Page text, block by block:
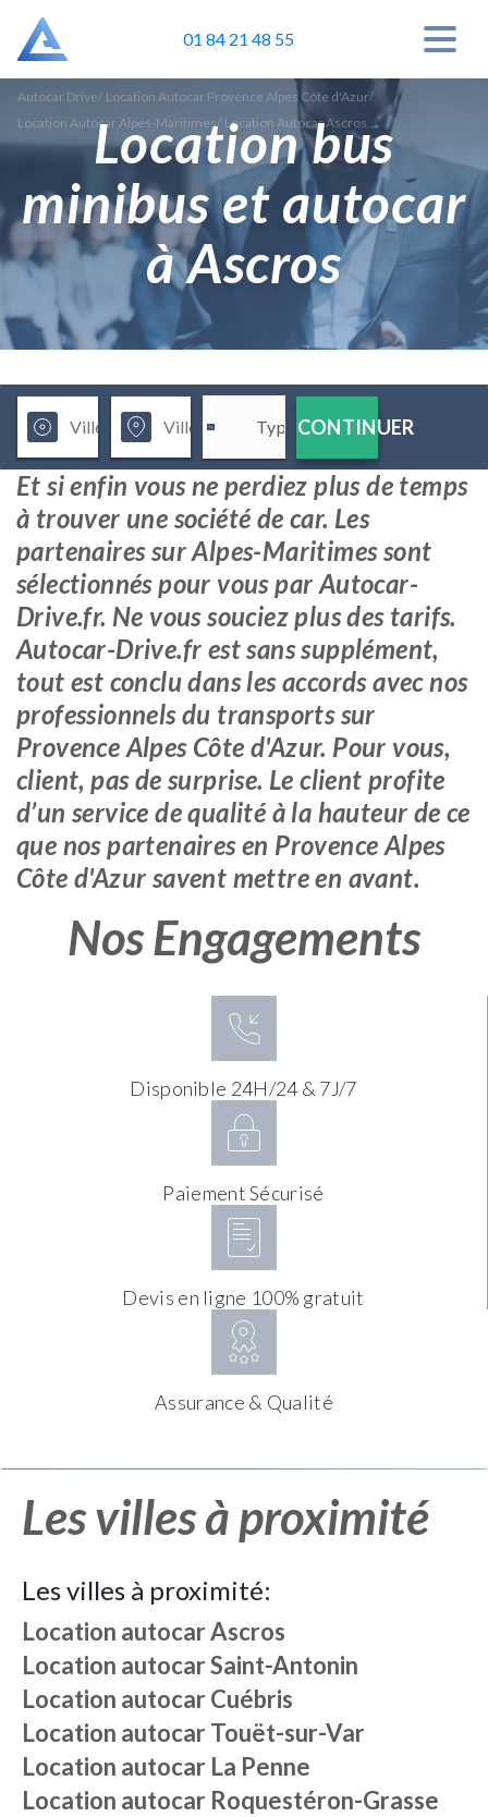
01 84 21 48 55
Autocar Drive/ Location Autocar Provence Alpes Côte d'Azur/
Location Autocar Alpes-Maritimes/ Location Autocar Ascros
Location bus
minibus et autocar
à Ascros
CONTINUER
Et si enfin vous ne perdiez plus de temps
à trouver une société de car. Les
partenaires sur Alpes-Maritimes sont
sélectionnés pour vous par Autocar-
Drive.fr. Ne vous souciez plus des tarifs.
Autocar-Drive.fr est sans supplément,
tout est conclu dans les accords avec nos
professionnels du transports sur
Provence Alpes Côte d'Azur. Pour vous,
client, pas de surprise. Le client profite
d’un service de qualité à la hauteur de ce
que nos partenaires en Provence Alpes
Côte d'Azur savent mettre en avant.
Nos Engagements
Disponible 24H/24 & 7J/7
Paiement Sécurisé
Devis en ligne 100% gratuit
Assurance & Qualité
Les villes à proximité
Les villes à proximité:
Location autocarAscros
Location autocarSaint-Antonin
Location autocarCuébris
Location autocarTouët-sur-Var
Location autocar La Penne
Location autocar Roquestéron-Grasse